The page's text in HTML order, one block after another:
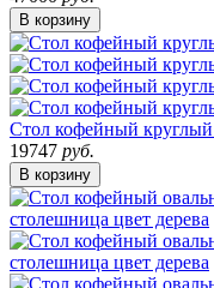
В корзину
Стол кофейный круглый
19747 руб.
В корзину